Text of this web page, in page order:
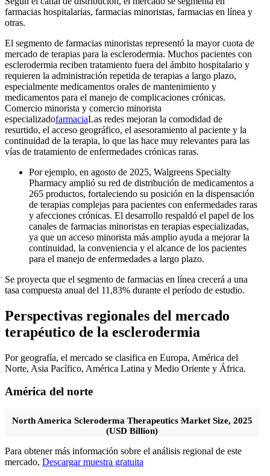
farmacias hospitalarias, farmacias minoristas, farmacias en línea y
otras.
El segmento de farmacias minoristas representó la mayor cuota de
mercado de terapias para la esclerodermia. Muchos pacientes con
esclerodermia reciben tratamiento fuera del ámbito hospitalario y
requieren la administración repetida de terapias a largo plazo,
especialmente medicamentos orales de mantenimiento y
medicamentos para el manejo de complicaciones crónicas.
Comercio minorista y comercio minorista
especializadofarmaciaLas redes mejoran la comodidad de
resurtido, el acceso geográfico, el asesoramiento al paciente y la
continuidad de la terapia, lo que las hace muy relevantes para las
vías de tratamiento de enfermedades crónicas raras.
Por ejemplo, en agosto de 2025, Walgreens Specialty
Pharmacy amplió su red de distribución de medicamentos a
265 productos, fortaleciendo su posición en la dispensación
de terapias complejas para pacientes con enfermedades raras
y afecciones crónicas. El desarrollo respaldó el papel de los
canales de farmacias minoristas en terapias especializadas,
ya que un acceso minorista más amplio ayuda a mejorar la
continuidad, la conveniencia y el alcance de los pacientes
para el manejo de enfermedades a largo plazo.
Se proyecta que el segmento de farmacias en línea crecerá a una
tasa compuesta anual del 11,83% durante el período de estudio.
Perspectivas regionales del mercado
terapéutico de la esclerodermia
Por geografía, el mercado se clasifica en Europa, América del
Norte, Asia Pacífico, América Latina y Medio Oriente y África.
América del norte
North America Scleroderma Therapeutics Market Size, 2025
(USD Billion)
Para obtener más información sobre el análisis regional de este
mercado, Descargar muestra gratuita